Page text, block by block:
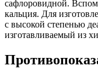
сафлоровидной.
кальция. Для
с высокой степенью
изготавливаемый из